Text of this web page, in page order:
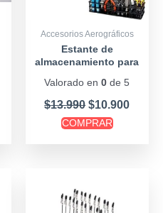
Accesorios Aerográficos
Estante de
almacenamiento para
y otros
Valorado en0 de 5
$13.990 $10.900
COMPRAR